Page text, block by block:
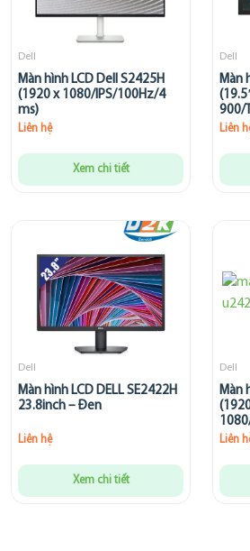
Dell
Màn hình LCD Dell S2425H
(1920 x 1080/IPS/100Hz/4
ms)
Liên hệ
Xem chi tiết
Dell
Màn
900/
Liên
Dell
Màn hình LCD DELL SE2422H
23.8inch – Đen
Liên hệ
Xem chi tiết
Dell
Màn
Liên